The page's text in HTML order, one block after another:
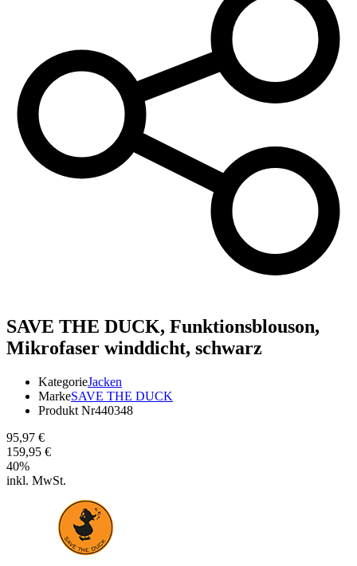
SAVE THE DUCK, Funktionsblouson,
Mikrofaser winddicht, schwarz
KategorieJacken
MarkeSAVE THE DUCK
Produkt Nr440348
95,97 €
159,95 €
40%
inkl. MwSt.